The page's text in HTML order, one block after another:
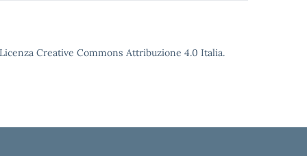
Creative Commons Attribuzione 4.0 Italia.